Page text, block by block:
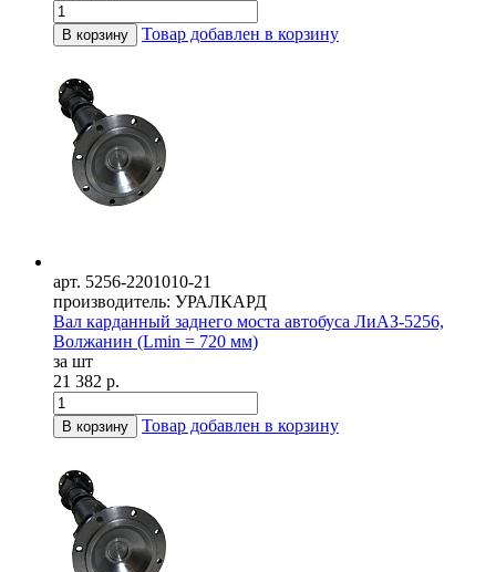
В корзину Товар добавлен в корзину
арт. 5256-2201010-21
производитель: УРАЛКАРД
Вал карданный заднего моста автобуса ЛиАЗ-5256,
Волжанин (Lmin = 720 мм)
за шт
21 382 р.
В корзину Товар добавлен в корзину